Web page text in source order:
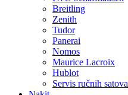
Breitling
Zenith
Tudor
Panerai
Nomos
Maurice Lacroix
Hublot
Servis ručnih satova